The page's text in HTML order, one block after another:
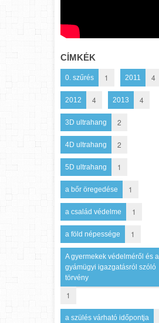
CÍMKÉK
0. szűrés 1 2011 4
2012 4 2013 4
3D ultrahang 2
4D ultrahang 2
5D ultrahang 1
a bőr öregedése 1
a család védelme 1
a föld népessége 1
A gyermekek védelméről és a
gyámügyi igazgatásról szóló
törvény
1
a szülés várható időpontja